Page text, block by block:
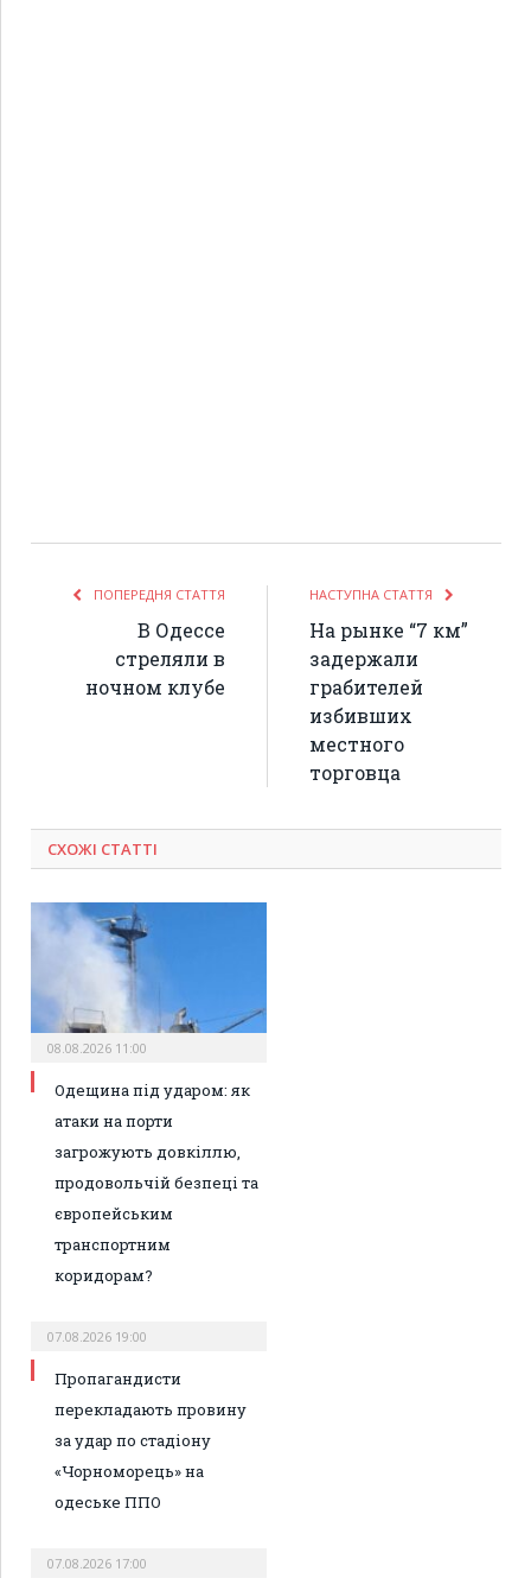
ПОПЕРЕДНЯ СТАТТЯ
В Одессе
стреляли в
ночном клубе
НАСТУПНА СТАТТЯ
На рынке “7 км”
задержали
грабителей
избивших
местного
торговца
СХОЖІ СТАТТІ
08.08.2026 11:00
Одещина під ударом: як
атаки на порти
загрожують довкіллю,
продовольчій безпеці та
європейським
транспортним
коридорам?
07.08.2026 19:00
Пропагандисти
перекладають провину
за удар по стадіону
«Чорноморець» на
одеське ППО
07.08.2026 17:00